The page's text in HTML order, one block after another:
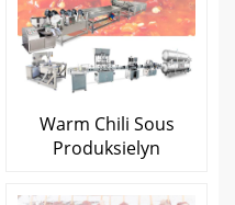
Warm Chili Sous
Produksielyn